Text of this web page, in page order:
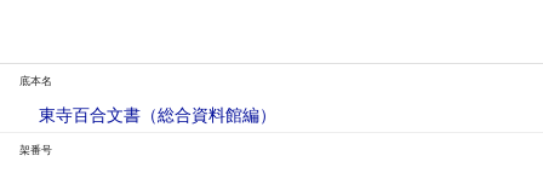
底本名
東寺百合文書（総合資料館編）
架番号